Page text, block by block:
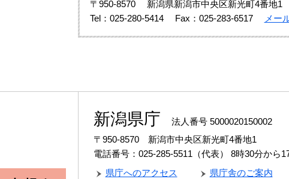
〒950-8570
新潟県新潟市中央区新光町4番地
Tel：025‐280-5414
Fax：025‐283-6517 メー
新潟県庁
法人番号 5000020150002
〒950-8570 新潟市中央区新光町4番地1
電話番号：025-285-5511（代表）
8時30分から
県庁へのアクセス 県庁舎のご案内